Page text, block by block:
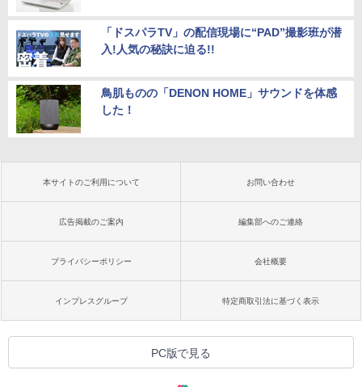
「ドスパラTV」の配信現場に“PAD”撮影班が潜
入!人気の秘訣に迫る!!
鳥肌ものの「DENON HOME」サウンドを体感
した！
本サイトのご利用について お問い合わせ
広告掲載のご案内 編集部へのご連絡
プライバシーポリシー 会社概要
インプレスグループ 特定商取引法に基づく表示
PC版で見る